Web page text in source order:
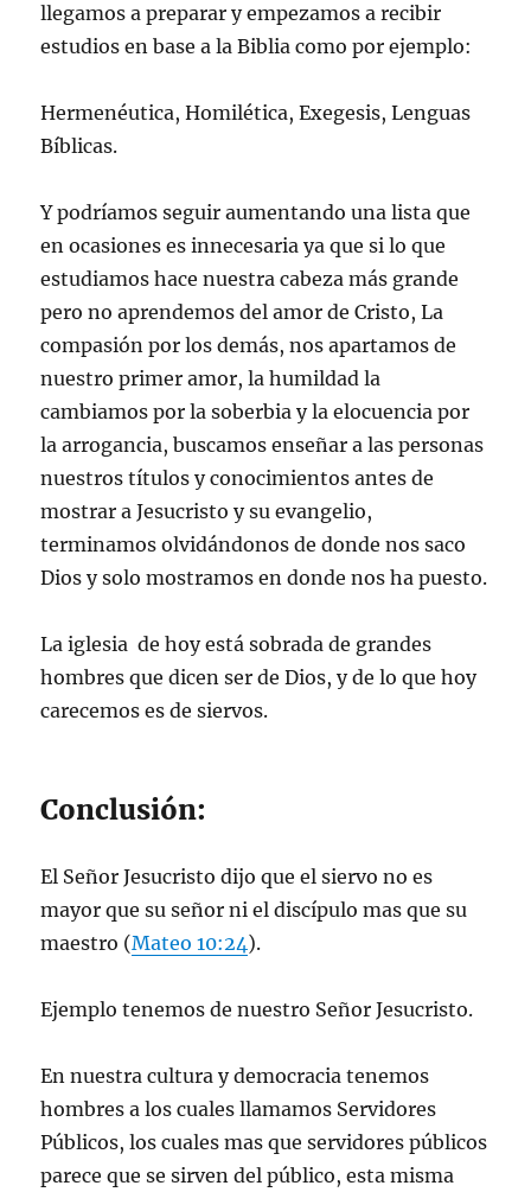
llegamos a preparar y empezamos a recibir
estudios en base a la Biblia como por ejemplo:
Hermenéutica, Homilética, Exegesis, Lenguas
Bíblicas.
Y podríamos seguir aumentando una lista que
en ocasiones es innecesaria ya que si lo que
estudiamos hace nuestra cabeza más grande
pero no aprendemos del amor de Cristo, La
compasión por los demás, nos apartamos de
nuestro primer amor, la humildad la
cambiamos por la soberbia y la elocuencia por
la arrogancia, buscamos enseñar a las personas
nuestros títulos y conocimientos antes de
mostrar a Jesucristo y su evangelio,
terminamos olvidándonos de donde nos saco
Dios y solo mostramos en donde nos ha puesto.
La iglesia de hoy está sobrada de grandes
hombres que dicen ser de Dios, y de lo que hoy
carecemos es de siervos.
Conclusión:
El Señor Jesucristo dijo que el siervo no es
mayor que su señor ni el discípulo mas que su
maestro (Mateo 10:24).
Ejemplo tenemos de nuestro Señor Jesucristo.
En nuestra cultura y democracia tenemos
hombres a los cuales llamamos Servidores
Públicos, los cuales mas que servidores públicos
parece que se sirven del público, esta misma